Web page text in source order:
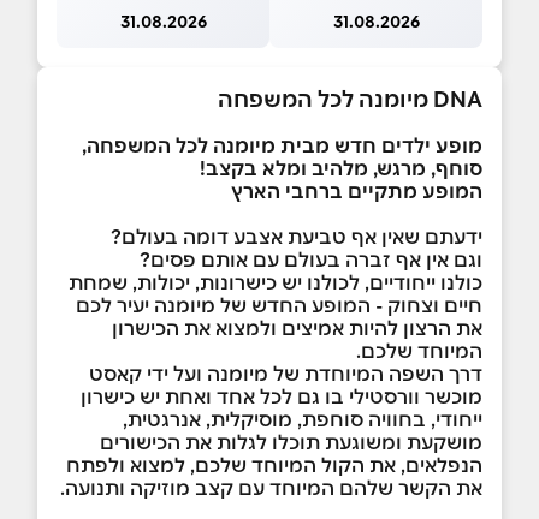
31.08.2026
31.08.2026
DNA מיומנה לכל המשפחה
מופע ילדים חדש מבית מיומנה לכל המשפחה,
סוחף, מרגש, מלהיב ומלא בקצב!
המופע מתקיים ברחבי הארץ
ידעתם שאין אף טביעת אצבע דומה בעולם?
וגם אין אף זברה בעולם עם אותם פסים?
כולנו ייחודיים, לכולנו יש כישרונות, יכולות, שמחת
חיים וצחוק - המופע החדש של מיומנה יעיר לכם
את הרצון להיות אמיצים ולמצוא את הכישרון
המיוחד שלכם.
דרך השפה המיוחדת של מיומנה ועל ידי קאסט
מוכשר וורסטילי בו גם לכל אחד ואחת יש כישרון
ייחודי, בחוויה סוחפת, מוסיקלית, אנרגטית,
מושקעת ומשוגעת תוכלו לגלות את הכישורים
הנפלאים, את הקול המיוחד שלכם, למצוא ולפתח
את הקשר שלהם המיוחד עם קצב מוזיקה ותנועה.